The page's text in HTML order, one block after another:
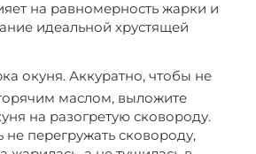
на равномерность жарки и
идеальной хрустящей
окуня. Аккуратно, чтобы не
маслом, выложите
на разогретую сковороду.
не перегружать сковороду,